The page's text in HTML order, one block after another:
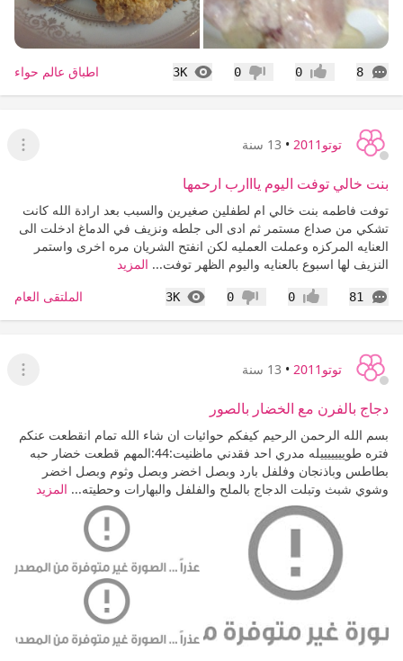
8
التعليقات إعجاب0 عدم إعجاب
0
3K
المشاهدات اطباق عالم حواء
توتو2011 • 13 سنة
عرض
بنت خالي توفت اليوم يااارب ارحمها
توفت فاطمه بنت خالي ام لطفلين صغيرين والسبب بعد ارادة الله كانت
تشكي من صداع مستمر ثم ادى الى جلطه ونزيف في الدماغ ادخلت الى
العنايه المركزه وعملت العمليه لكن انفتح الشريان مره اخرى واستمر
النزيف لها اسبوع بالعنايه واليوم الظهر توفت... المزيد
81
التعليقات إعجاب0 عدم إعجاب
0
3K
المشاهدات الملتقى العام
توتو2011 • 13 سنة
عرض
دجاج بالفرن مع الخضار بالصور
بسم الله الرحمن الرحيم كيفكم حوائيات ان شاء الله تمام انقطعت عنكم
فتره طويييييييله مدري احد فقدني ماظنيت:44:المهم قطعت خضار حبه
بطاطس وباذنجان وفلفل بارد وبصل اخضر وبصل وثوم وبصل اخضر
وشوي شبث وتبلت الدجاج بالملح والفلفل والبهارات وحطيته... المزيد